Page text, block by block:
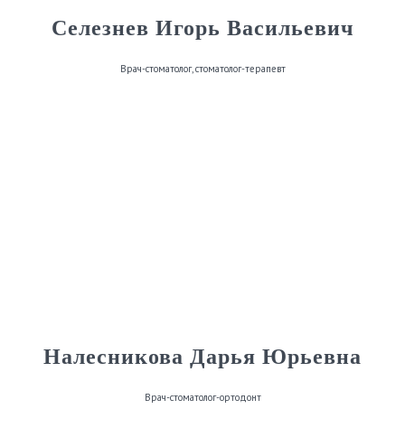
Селезнев Игорь Васильевич
Врач-стоматолог, стоматолог-терапевт
Налесникова Дарья Юрьевна
Врач-стоматолог-ортодонт